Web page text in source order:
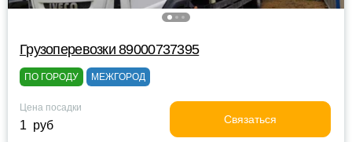
Грузоперевозки 89000737395
ПО ГОРОДУ МЕЖГОРОД
Цена посадки
1 руб Связаться